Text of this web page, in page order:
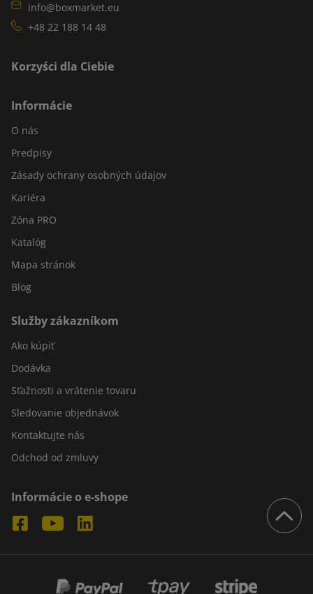
info@boxmarket.eu
+48 22 188 14 48
Korzyści dla Ciebie
Informácie
O nás
Predpisy
Zásady ochrany osobných údajov
Kariéra
Zóna PRO
Katalóg
Mapa stránok
Blog
Služby zákazníkom
Ako kúpiť
Dodávka
Sťažnosti a vrátenie tovaru
Sledovanie objednávok
Kontaktujte nás
Odchod od zmluvy
Informácie o e-shope